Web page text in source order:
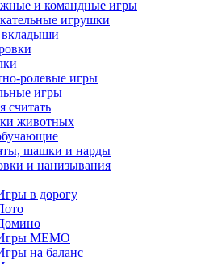
и командные игры
игрушки
ролевые игры
игры
считать
животных
шашки и нарды
и нанизывания
в дорогу
МЕМО
на баланс